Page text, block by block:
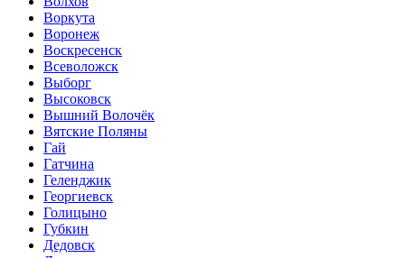
Воркута
Воронеж
Воскресенск
Всеволожск
Выборг
Высоковск
Вышний Волочёк
Вятские Поляны
Гай
Гатчина
Геленджик
Георгиевск
Голицыно
Губкин
Дедовск